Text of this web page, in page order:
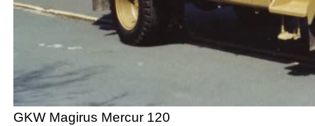
GKW Magirus Mercur 120